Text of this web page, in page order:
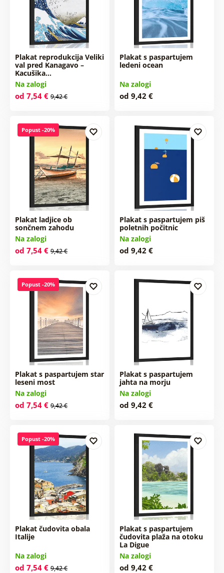
Plakat reprodukcija Veliki
val pred Kanagavo –
Kacušika…
Na zalogi
od 7,54 € 9,42 €
Plakat s paspartujem
ledeni ocean
Na zalogi
od 9,42 €
Popust -20%
Plakat ladjice ob
sončnem zahodu
Na zalogi
od 7,54 € 9,42 €
Plakat s paspartujem piš
poletnih počitnic
Na zalogi
od 9,42 €
Popust -20%
Plakat s paspartujem star
leseni most
Na zalogi
od 7,54 € 9,42 €
Plakat s paspartujem
jahta na morju
Na zalogi
od 9,42 €
Popust -20%
Plakat čudovita obala
Italije
Na zalogi
od 7,54 € 9,42 €
Plakat s paspartujem
čudovita plaža na otoku
La Digue
Na zalogi
od 9,42 €